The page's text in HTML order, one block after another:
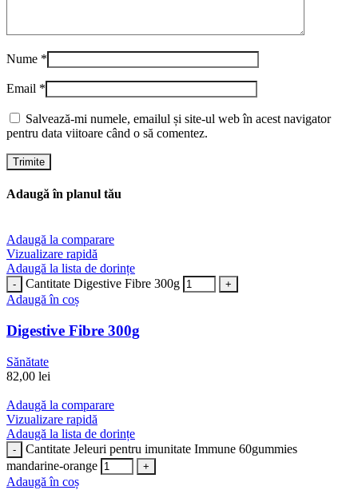
Nume *
Email *
Salvează-mi numele, emailul și site-ul web în acest navigator
pentru data viitoare când o să comentez.
Adaugă în planul tău
Adaugă la comparare
Vizualizare rapidă
Adaugă la lista de dorințe
Cantitate Digestive Fibre 300g
Adaugă în coș
Digestive Fibre 300g
Sănătate
82,00 lei
Adaugă la comparare
Vizualizare rapidă
Adaugă la lista de dorințe
Cantitate Jeleuri pentru imunitate Immune 60gummies
mandarine-orange
Adaugă în coș